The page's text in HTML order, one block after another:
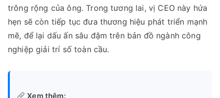
trông rộng của ông. Trong tương lai, vị CEO này hứa
hẹn sẽ còn tiếp tục đưa thương hiệu phát triển mạnh
mẽ, để lại dấu ấn sâu đậm trên bản đồ ngành công
nghiệp giải trí số toàn cầu.
Xem thêm: